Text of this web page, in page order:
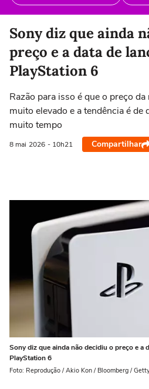
Sony diz que ainda
preço e a data de
PlayStation 6
Razão para isso é que o preço
muito elevado e a tendência é
muito tempo
8 mai 2026 - 10h21 Compartilhar
Sony diz que ainda não decidiu o preço e a
PlayStation 6
Foto: Reprodução / Akio Kon / Bloomberg /